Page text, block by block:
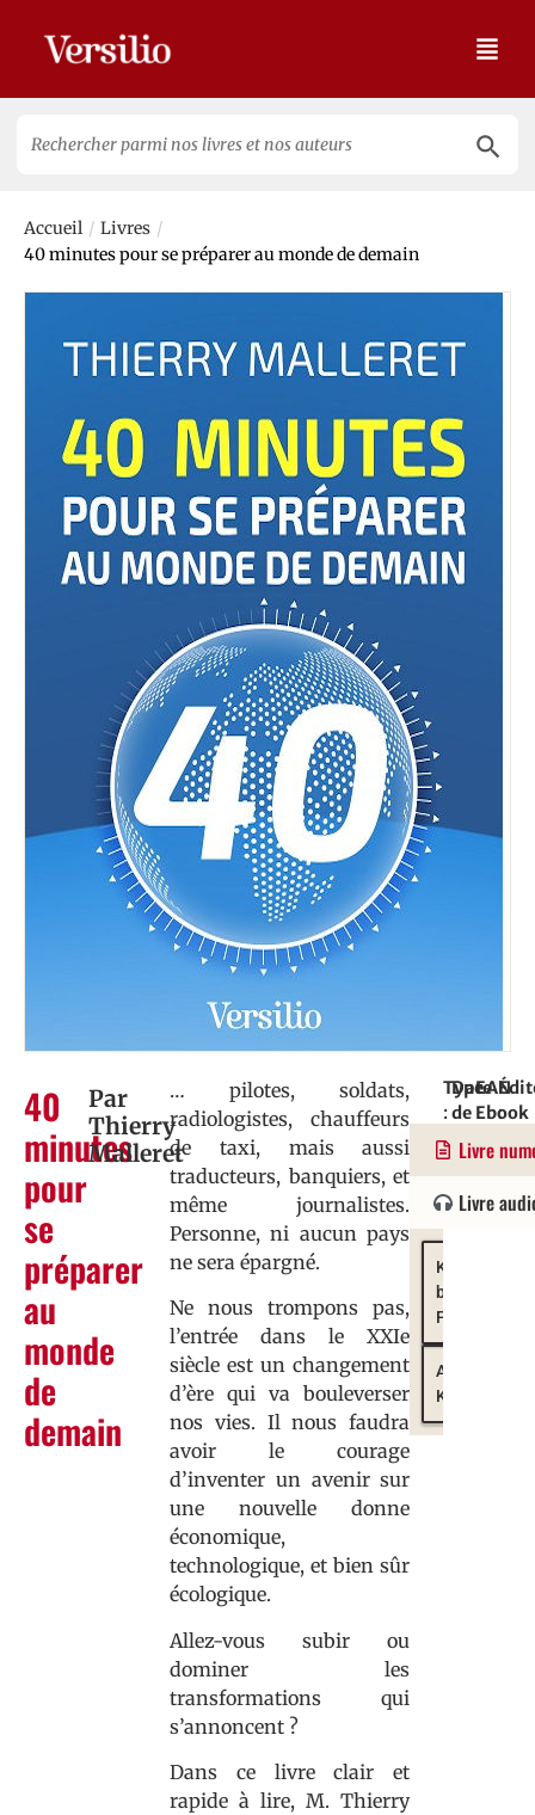
for:
Accueil / Livres /
40 minutes pour se préparer au monde de demain
40
minutes
pour
se
préparer
au
monde
de
demain
Par
Thierry
Malleret
… pilotes, soldats,
radiologistes, chauffeurs
de taxi, mais aussi
traducteurs, banquiers, et
même journalistes.
Personne, ni aucun pays
ne sera épargné.
Ne nous trompons pas,
l’entrée dans le XXIe
siècle est un changement
d’ère qui va bouleverser
nos vies. Il nous faudra
avoir le courage
d’inventer un avenir sur
une nouvelle donne
économique,
technologique, et bien sûr
écologique.
Allez-vous subir ou
dominer les
transformations qui
s’annoncent ?
Dans ce livre clair et
rapide à lire, M. Thierry
Livre
Livre
Kobo
by
Fnac
Amazon
Kindle
Type
:
Essai
Date
de
parution
EAN
Ebook
: